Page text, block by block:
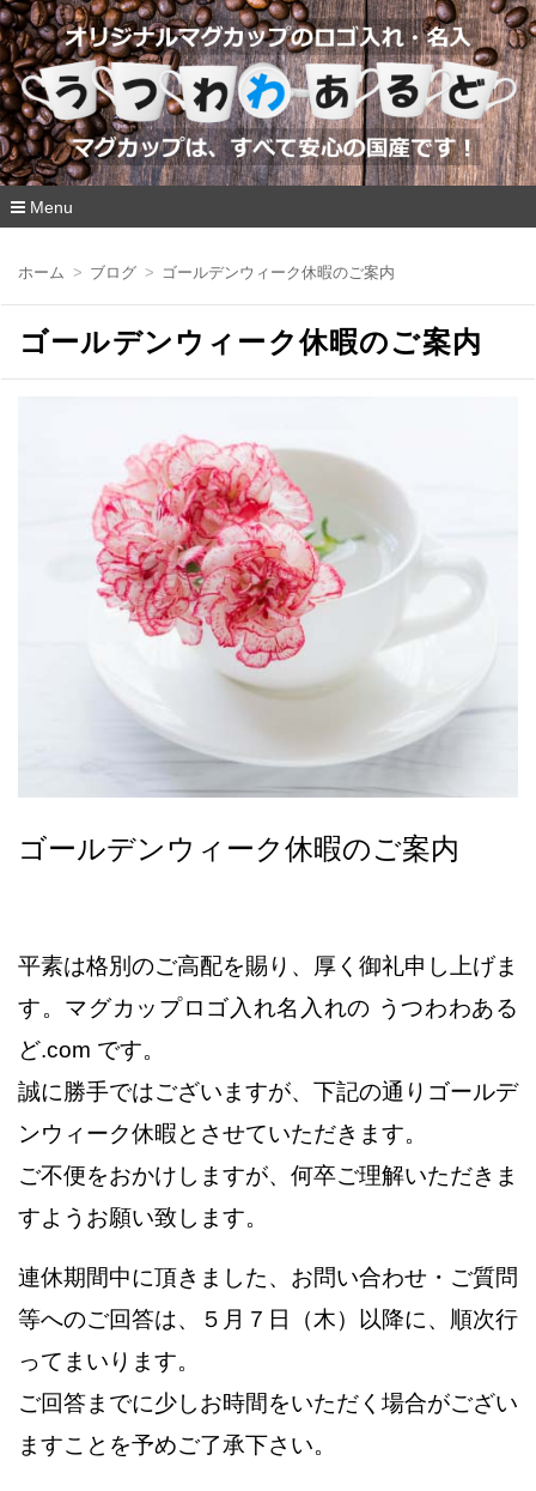
Menu
ン
ホーム ブログ ゴールデンウィーク休暇のご案内
ゴールデンウィーク休暇のご案内
ゴールデンウィーク休暇のご案内
平素は格別のご高配を賜り、厚く御礼申し上げま
す。マグカップロゴ入れ名入れの うつわわある
ど.com です。
誠に勝手ではございますが、下記の通りゴールデ
ンウィーク休暇とさせていただきます。
ご不便をおかけしますが、何卒ご理解いただきま
すようお願い致します。
連休期間中に頂きました、お問い合わせ・ご質問
等へのご回答は、５月７日（木）以降に、順次行
ってまいります。
ご回答までに少しお時間をいただく場合がござい
ますことを予めご了承下さい。